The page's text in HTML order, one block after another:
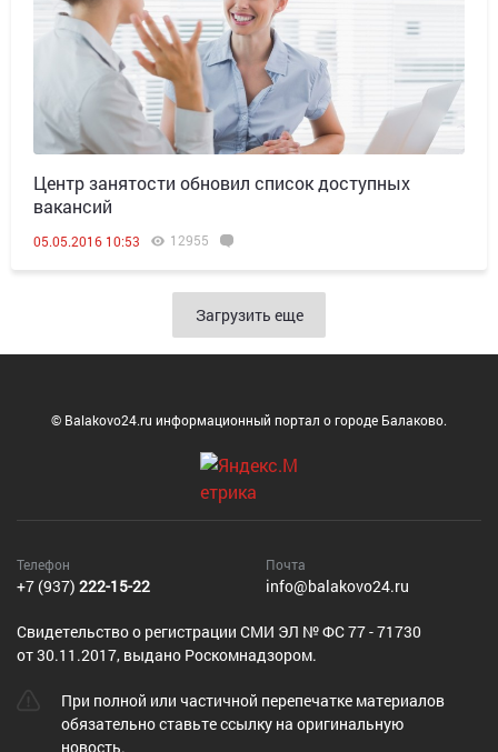
Центр занятости обновил список доступных
вакансий
05.05.2016 10:53 12955
Загрузить еще
© Balakovo24.ru информационный портал о городе Балаково.
Телефон
+7 (937) 222-15-22
Почта
info@balakovo24.ru
Cвидетельство о регистрации СМИ ЭЛ № ФС 77 - 71730
от 30.11.2017, выдано Роскомнадзором.
При полной или частичной перепечатке материалов
обязательно ставьте ссылку на оригинальную
новость.